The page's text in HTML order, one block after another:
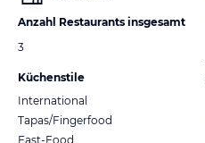
Anzahl Restaurants insgesamt
3
Küchenstile
International
Tapas/Fingerfood
Fast-Food